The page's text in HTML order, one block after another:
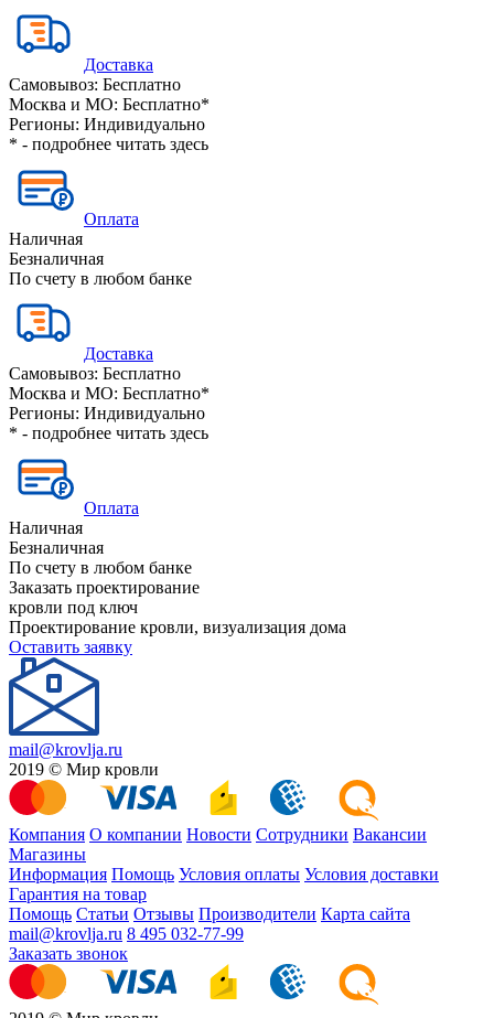
Доставка
Самовывоз: Бесплатно
Москва и МО: Бесплатно*
Регионы: Индивидуально
* - подробнее читать здесь
Оплата
Наличная
Безналичная
По счету в любом банке
Доставка
Самовывоз: Бесплатно
Москва и МО: Бесплатно*
Регионы: Индивидуально
* - подробнее читать здесь
Оплата
Наличная
Безналичная
По счету в любом банке
Заказать проектирование
кровли под ключ
Проектирование кровли, визуализация дома
Оставить заявку
mail@krovlja.ru
2019 © Мир кровли
Компания О компании Новости Сотрудники Вакансии
Магазины
Информация Помощь Условия оплаты Условия доставки
Гарантия на товар
Помощь Статьи Отзывы Производители Карта сайта
mail@krovlja.ru 8 495 032-77-99
Заказать звонок